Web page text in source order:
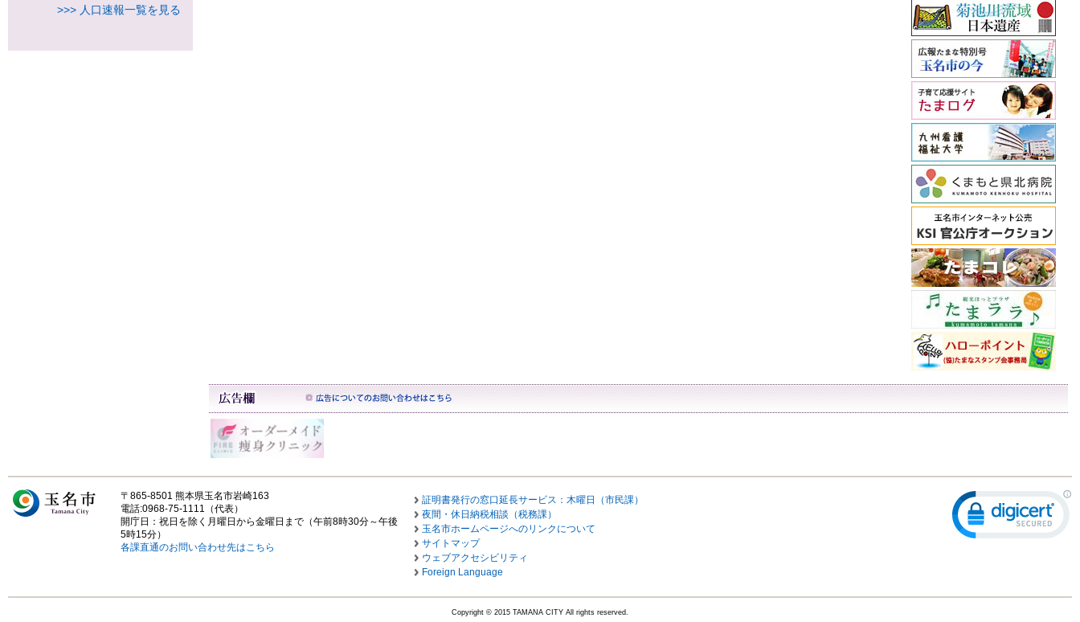
>>> 人口速報一覧を見る
〒865-8501 熊本県玉名市岩崎163
電話:0968-75-1111（代表）
開庁日：祝日を除く月曜日から金曜日まで（午前8時30分～午後
5時15分）
各課直通のお問い合わせ先はこちら
証明書発行の窓口延長サービス：木曜日（市民課）
夜間・休日納税相談（税務課）
玉名市ホームページへのリンクについて
サイトマップ
ウェブアクセシビリティ
Foreign Language
Copyright © 2015 TAMANA CITY All rights reserved.